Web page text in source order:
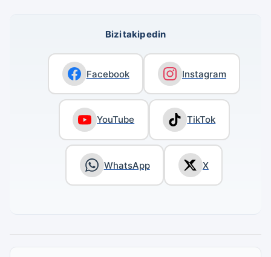
Bizi takip edin
Facebook Instagram
YouTube TikTok
WhatsApp X